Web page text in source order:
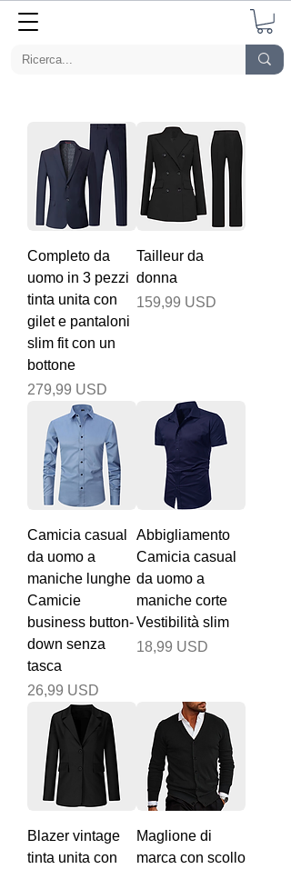
Completo da
uomo in 3 pezzi
tinta unita con
gilet e pantaloni
slim fit con un
bottone
Prezzo
279,99 USD
Tailleur da
donna
Prezzo
159,99 USD
Camicia casual
da uomo a
maniche lunghe
Camicie
business button-
down senza
tasca
Prezzo
26,99 USD
Abbigliamento
Camicia casual
da uomo a
maniche corte
Vestibilità slim
Prezzo
18,99 USD
Blazer vintage
tinta unita con
Maglione di
marca con scollo